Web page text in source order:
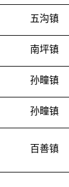
五沟镇
南坪镇
孙疃镇
孙疃镇
百善镇